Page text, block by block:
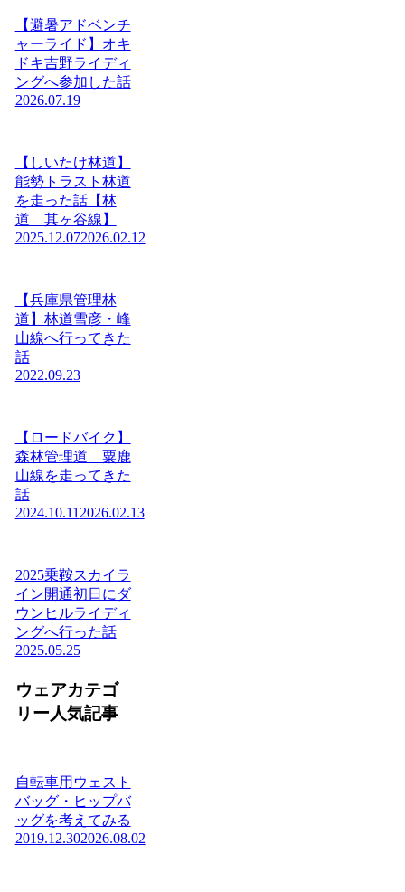
【避暑アドベンチ
ャーライド】オキ
ドキ吉野ライディ
ングへ参加した話
2026.07.19
【しいたけ林道】
能勢トラスト林道
を走った話【林
道 其ヶ谷線】
2025.12.072026.02.12
【兵庫県管理林
道】林道雪彦・峰
山線へ行ってきた
話
2022.09.23
【ロードバイク】
森林管理道 粟鹿
山線を走ってきた
話
2024.10.11 2026.02.13
2025乗鞍スカイラ
イン開通初日にダ
ウンヒルライディ
ングへ行った話
2025.05.25
ウェアカテゴ
リー人気記事
自転車用ウェスト
バッグ・ヒップバ
ッグを考えてみる
2019.12.302026.08.02